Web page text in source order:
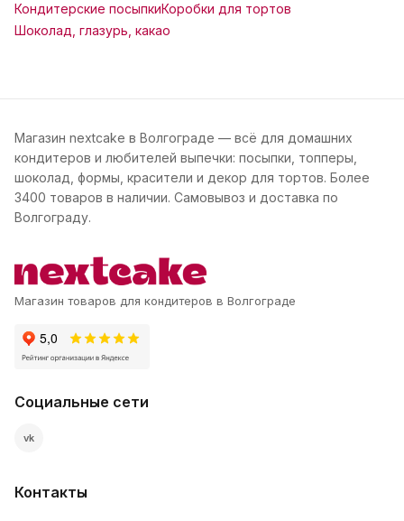
Кондитерские посыпкиКоробки для тортов
Шоколад, глазурь, какао
Магазин nextcake в Волгограде — всё для домашних
кондитеров и любителей выпечки: посыпки, топперы,
шоколад, формы, красители и декор для тортов. Более
3400 товаров в наличии. Самовывоз и доставка по
Волгограду.
Магазин товаров для кондитеров в Волгограде
Социальные сети
vk
Контакты